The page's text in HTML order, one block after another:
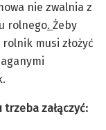
nie zwalnia z
rolnego. Żeby
musi złożyć
trzeba załączyć: